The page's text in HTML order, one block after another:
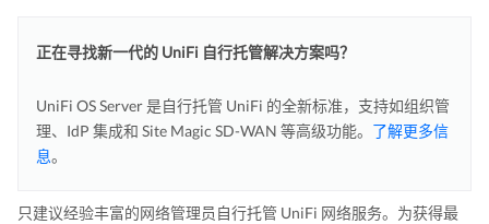
正在寻找新一代的 UniFi 自行托管解决方案吗？
UniFi OS Server 是自行托管 UniFi 的全新标准，支持如组织管
理、IdP 集成和 Site Magic SD-WAN 等高级功能。 了解更多信
息。
只建议经验丰富的网络管理员自行托管 UniFi 网络服务。为获得最